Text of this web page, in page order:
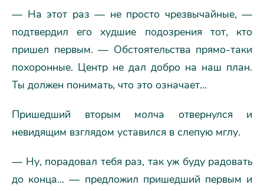
— На этот раз — не просто чрезвычайные, —
подтвердил его худшие подозрения тот, кто
пришел первым. — Обстоятельства прямо-таки
похоронные. Центр не дал добро на наш план.
Ты должен понимать, что это означает...
Пришедший вторым молча отвернулся и
невидящим взглядом уставился в слепую мглу.
— Ну, порадовал тебя раз, так уж буду радовать
до конца... — предложил пришедший первым и